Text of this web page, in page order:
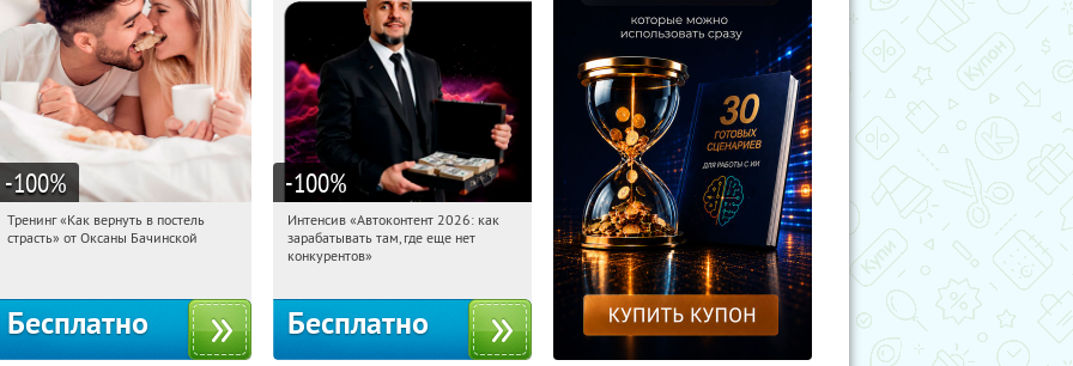
-100%
05:02:37 Получили:
Тренинг «Как вернуть в постель
страсть» от Оксаны Бачинской
Бесплатно
-100%
05:02:37 Получили:
Россия
Интенсив «Автоконтент 2026: как
зарабатывать там, где еще нет
конкурентов»
Бесплатно